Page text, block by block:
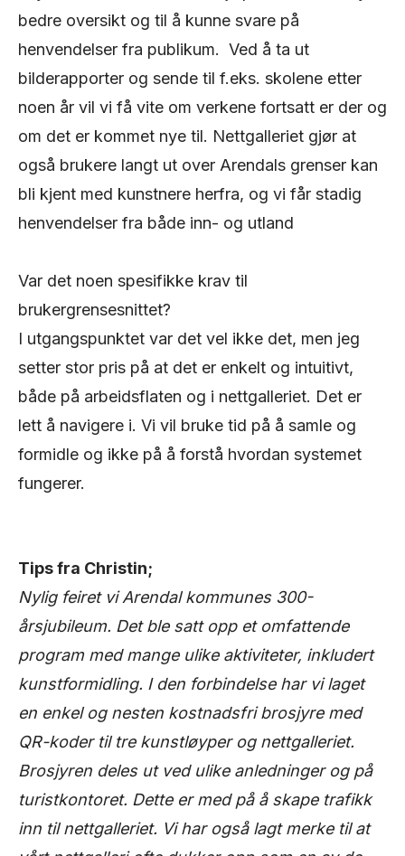
bedre oversikt og til å kunne svare på
henvendelser fra publikum. Ved å ta ut
bilderapporter og sende til f.eks. skolene etter
noen år vil vi få vite om verkene fortsatt er der og
om det er kommet nye til. Nettgalleriet gjør at
også brukere langt ut over Arendals grenser kan
bli kjent med kunstnere herfra, og vi får stadig
henvendelser fra både inn- og utland
Var det noen spesifikke krav til
brukergrensesnittet?
I utgangspunktet var det vel ikke det, men jeg
setter stor pris på at det er enkelt og intuitivt,
både på arbeidsflaten og i nettgalleriet. Det er
lett å navigere i. Vi vil bruke tid på å samle og
formidle og ikke på å forstå hvordan systemet
fungerer.
Tips fra Christin;
Nylig feiret vi Arendal kommunes 300-
årsjubileum. Det ble satt opp et omfattende
program med mange ulike aktiviteter, inkludert
kunstformidling. I den forbindelse har vi laget
en enkel og nesten kostnadsfri brosjyre med
QR-koder til tre kunstløyper og nettgalleriet.
Brosjyren deles ut ved ulike anledninger og på
turistkontoret. Dette er med på å skape trafikk
inn til nettgalleriet. Vi har også lagt merke til at